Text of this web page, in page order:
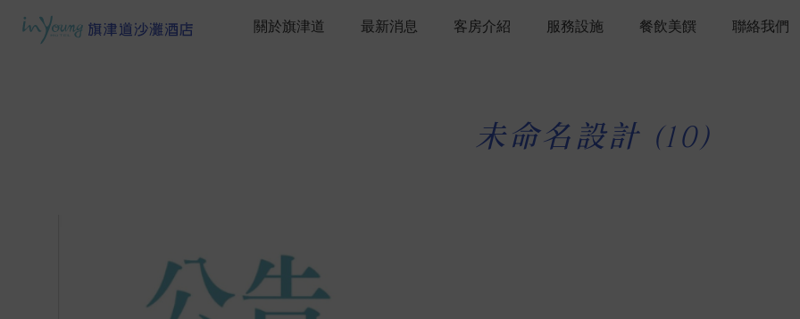
關於旗津道 最新消息 客房介紹 服務設施 餐飲美饌 聯絡我們
未命名設計 (10)